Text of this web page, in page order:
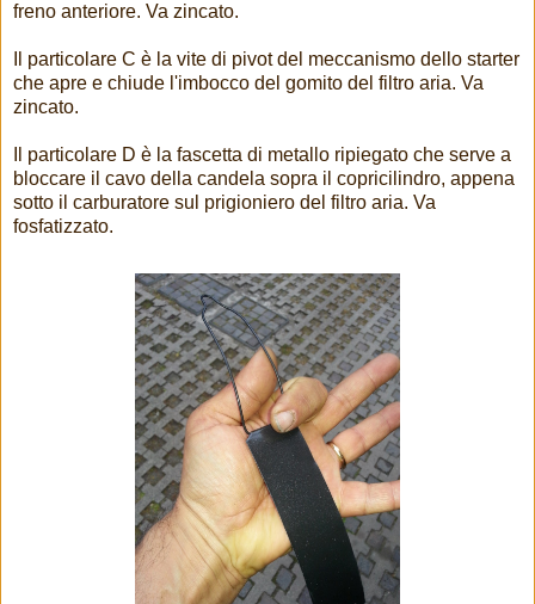
freno anteriore. Va zincato.
Il particolare C è la vite di pivot del meccanismo dello starter
che apre e chiude l'imbocco del gomito del filtro aria. Va
zincato.
Il particolare D è la fascetta di metallo ripiegato che serve a
bloccare il cavo della candela sopra il copricilindro, appena
sotto il carburatore sul prigioniero del filtro aria. Va
fosfatizzato.